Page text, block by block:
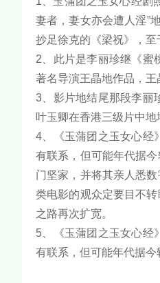
妻者，妻女亦会遭人淫”
抄足徐克的《梁祝》，至
2、此片是李丽珍继《蜜
著名导演王晶地作品，王
3、影片地结尾那段李丽
叶玉卿在香港三级片中地
4、《玉蒲团之玉女心经
有联系，但可能年代据
门坚家，并将其亲人悉
类电影的观众定要目不
之路再次扩宽。
5、《玉蒲团之玉女心经
有联系，但可能年代据今